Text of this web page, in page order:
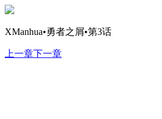
XManhua•勇者之屑•第3话
上一章下一章